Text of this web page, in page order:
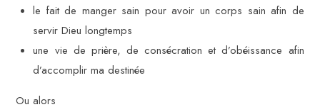
le fait de manger sain pour avoir un corps sain afin de
servir Dieu longtemps
une vie de prière, de consécration et d’obéissance afin
d’accomplir ma destinée
Ou alors